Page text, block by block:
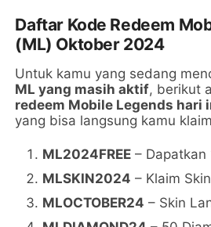
Daftar Kode Redeem
(ML) Oktober 2024
Untuk kamu yang sedang
ML yang masih aktif, berikut
redeem Mobile Legends hari
yang bisa langsung kamu
ML2024FREE – Dapatkan
MLSKIN2024 – Klaim
MLOCTOBER24 – Skin